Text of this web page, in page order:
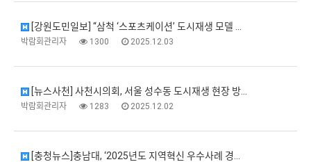
[강원도민일보] “삼척 ‘스포츠케이션’ 도시재생 모델 …
박람회관리자 1300 2025.12.03
[뉴스사천] 사천시의회, 서울 성수동 도시재생 현장 방…
박람회관리자 1283 2025.12.02
[충청뉴스]충남대, ‘2025년도 지역혁신 우수사례 경…